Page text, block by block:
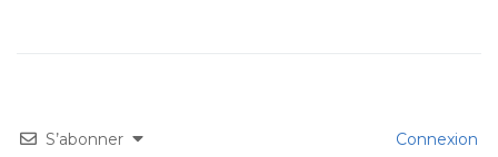
S’abonner Connexion